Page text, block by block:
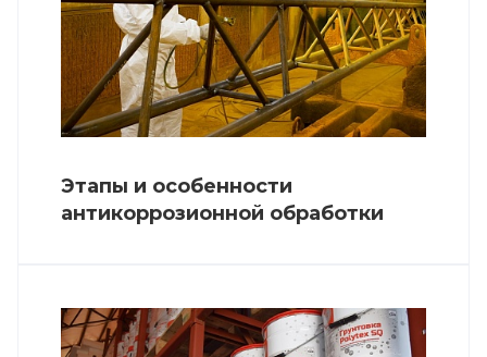
Этапы и особенности
антикоррозионной обработки